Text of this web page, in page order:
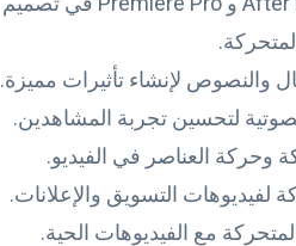
والنصوص لإنشاء تأثيرات مميزة.
لتحسين تجربة المشاهدين.
وحركة العناصر في الفيديو.
لفيديوهات التسويق والإعلانات.
مع الفيديوهات الحية.